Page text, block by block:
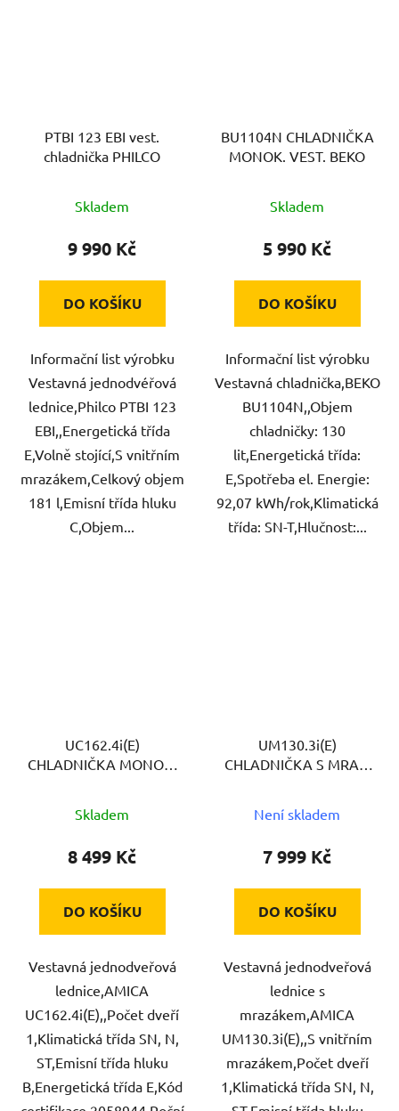
PTBI 123 EBI vest.
chladnička PHILCO
Skladem
9 990 Kč
DO KOŠÍKU
Informační list výrobku
Vestavná jednodvéřová
lednice,Philco PTBI 123
EBI,,Energetická třída
E,Volně stojící,S vnitřním
mrazákem,Celkový objem
181 l,Emisní třída hluku
C,Objem...
BU1104N CHLADNIČKA
MONOK. VEST. BEKO
Skladem
5 990 Kč
DO KOŠÍKU
Informační list výrobku
Vestavná chladnička,BEKO
BU1104N,,Objem
chladničky: 130
lit,Energetická třída:
E,Spotřeba el. Energie:
92,07 kWh/rok,Klimatická
třída: SN-T,Hlučnost:...
UC162.4i(E)
CHLADNIČKA MONOK.
Skladem
8 499 Kč
DO KOŠÍKU
Vestavná jednodveřová
lednice,AMICA
UC162.4i(E),,Počet dveří
1,Klimatická třída SN, N,
ST,Emisní třída hluku
B,Energetická třída E,Kód
UM130.3i(E)
CHLADNIČKA S MRAZ.
Není skladem
7 999 Kč
DO KOŠÍKU
Vestavná jednodveřová
lednice s
mrazákem,AMICA
UM130.3i(E),,S vnitřním
mrazákem,Počet dveří
1,Klimatická třída SN, N,